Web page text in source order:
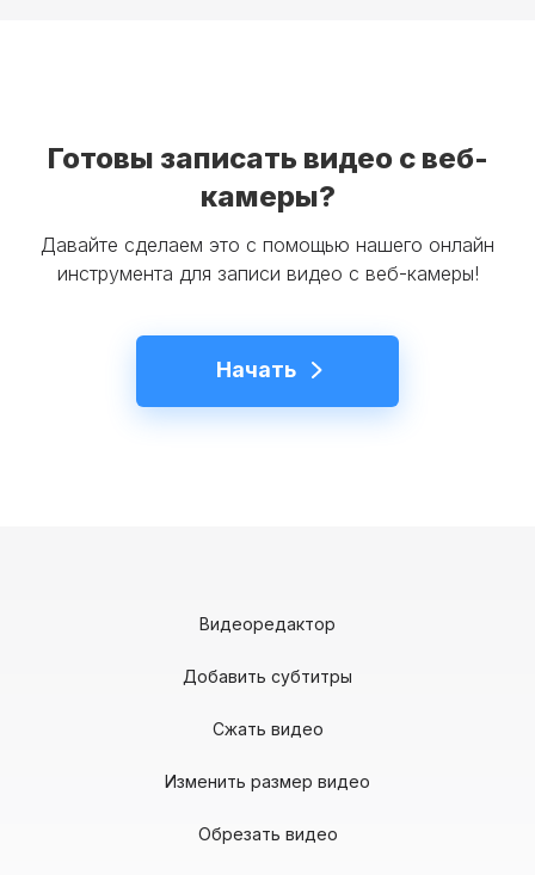
Готовы записать видео с веб-
камеры?
Давайте сделаем это с помощью нашего онлайн
инструмента для записи видео с веб-камеры!
Начать
Видеоредактор
Добавить субтитры
Сжать видео
Изменить размер видео
Обрезать видео